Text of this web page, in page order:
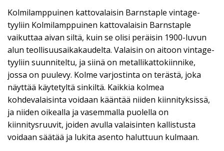
Kolmilamppuinen kattovalaisin Barnstaple vintage-
tyyliin Kolmilamppuinen kattovalaisin Barnstaple
vaikuttaa aivan siltä, kuin se olisi peräisin 1900-luvun
alun teollisuusaikakaudelta. Valaisin on aitoon vintage-
tyyliin suunniteltu, ja siinä on metallikattokiinnike,
jossa on puulevy. Kolme varjostinta on terästä, joka
näyttää käytetyltä sinkiltä. Kaikkia kolmea
kohdevalaisinta voidaan kääntää niiden kiinnityksissä,
ja niiden oikealla ja vasemmalla puolella on
kiinnitysruuvit, joiden avulla valaisinten kallistusta
voidaan säätää ja lukita asento haluttuun kulmaan.